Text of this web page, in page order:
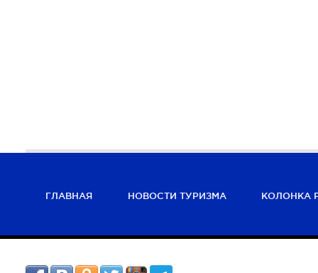
ГЛАВНАЯ НОВОСТИ ТУРИЗМА КОЛОНКА